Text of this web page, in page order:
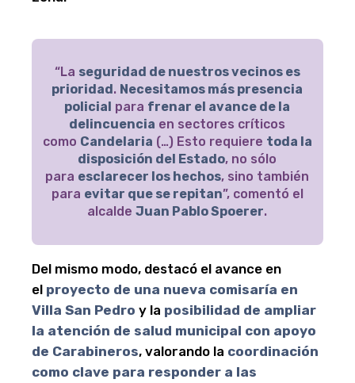
“La seguridad de nuestros vecinos es
prioridad. Necesitamos más presencia
policial para frenar el avance de la
delincuencia en sectores críticos
como Candelaria (…) Esto requiere toda la
disposición del Estado, no sólo
para esclarecer los hechos, sino también
para evitar que se repitan”, comentó el
alcaldeJuan Pablo Spoerer.
Del mismo modo, destacó el avance en
el proyecto de una nueva comisaría en
Villa San Pedro y la posibilidad de ampliar
la atención de salud municipal con apoyo
de Carabineros, valorando la coordinación
como clave para responder a las